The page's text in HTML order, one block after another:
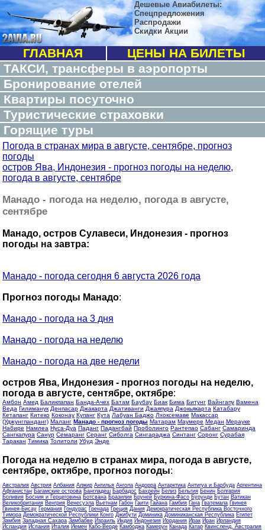
Дешевые Авиабилеты:
Спецпредложения
Распродажи
Скидки Акции
ГЛАВНАЯ
ЦЕНЫ НА БИЛЕТЫ
ТАКСИ, трансферы в аэропорты
Бронирование отелей
Квартиры посуточно
Туристические страховки
Горящие туры
Погода в странах мира в августе, сентябре, прогноз
погоды
остров Ява, Индонезия - прогноз погоды на неделю,
погода в августе, сентябре
Манадо - погода на неделю, погода в августе,
сентябре
Манадо, остров Сулавеси, Индонезия - прогноз
погоды на завтра:
Манадо - погода сегодня 6 августа 2026 года
Прогноз погоды Манадо:
Манадо - погода на 3 дня
Манадо - погода на неделю
Манадо - погода на две недели
остров Ява, Индонезия - прогноз погоды на неделю,
погода в августе, сентябре, октябре:
Амбон Амед Баликпапан Банда-Ачех Батам Баубау Биак Бима Битунг Вайнгапу Вамена
Веда Гилиманук Денпасар Джакарта Джативанги Джаяпура Джокьякарта Катабару
Кетапанг Китеко Коконау Купанг Кута Лабуан Баджо Лхоксемаве Макассар
(Уджунгпанданг) Маланг Манадо - прогноз погоды Матарам Маумере Медан Мерауке
Набире Намлеа Нуса-Дуа Паданг Падангбай Проболинго Рантепао Сабанг Самаринда
Сангкапура Санур Семаранг Серанг Сиболга Сингараджа Синтанг Соронг Сурабая
Таракан Тимика Толитоли Убуд Энде
Погода на неделю в странах мира, погода в августе,
сентябре, октябре, прогноз погоды:
Австралия Австрия Албания Алжир Ангилья Ангола Андорра Антарктика Антигуа и Барбуда Аргентина
Афганистан Багамские острова Бангладеш Барбадос Бахрейн Белиз Бельгия Бенин Болгария
Боливия Босния и Герцеговина Ботсвана Бразилия Бруней Буркина-Фасо Бурунди Бутан Ватикан
Великобритания Венгрия Венесуэла Вьетнам Габон Гаити Гайана Гамбия Гана Гватемала Гвинея
Гвинея-Бисау Германия Гондурас Гренада Греция Дания Демократическая Республика Восточного
Тимора Демократической Республики Конго Джибути Доминика Доминиканская Республика Египет
Замбия Западная Сахара Зимбабве Израиль Индия Индонезия Иордания Ирак Иран Ирландия
Исландия Испания Италия Йемен Кабо-Верде Камбоджа Камерун Канада Катар Квинсленд, Австралия